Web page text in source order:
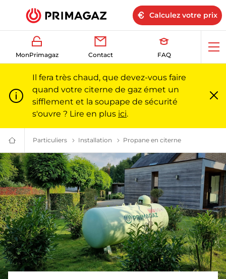
Calculez votre prix
MonPrimagaz Contact FAQ
Il fera très chaud, que devez-vous faire
quand votre citerne de gaz émet un
sifflement et la soupape de sécurité
s'ouvre ? Lire en plus ici.
Du
gaz
pour
particuliers
et
professionnels
|
Primagaz
Particuliers Le gaz propane pour les particuliers l Primagaz
Installation Une installation de gaz sur
Propane en citerne